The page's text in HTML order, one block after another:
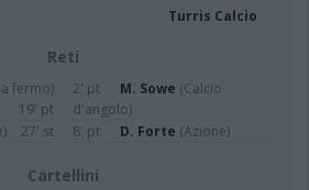
Turris Calcio
Reti
fermo)
19' pt
27' st
2' pt M. Sowe (Calcio
d'angolo)
8' pt
D. Forte (Azione)
Cartellini